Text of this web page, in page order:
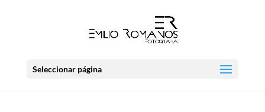
Seleccionar página